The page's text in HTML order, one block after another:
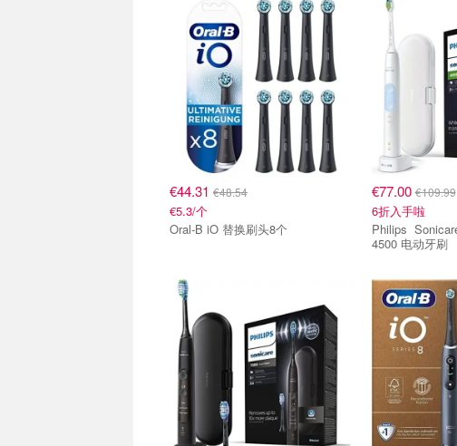
€44.31 €48.54
€5.3/个
Oral-B iO 替换刷头8个
€77.00€109.99
6折入手啦
Philips Sonicare ProtectiveClean
4500 电动牙刷